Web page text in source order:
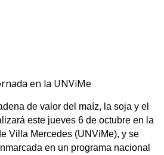
de valor del maíz, la soja y el
este jueves 6 de octubre en la
Villa Mercedes (UNViMe), y se
en un programa nacional